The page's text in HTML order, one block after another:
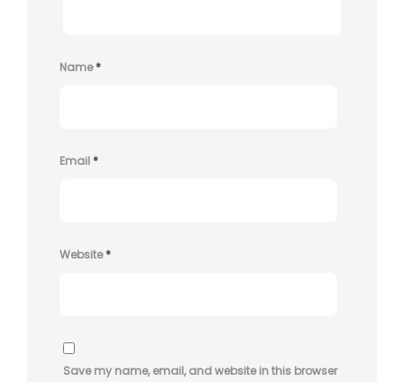
Name*
Email*
Website*
Save my name, email, and website in this browser